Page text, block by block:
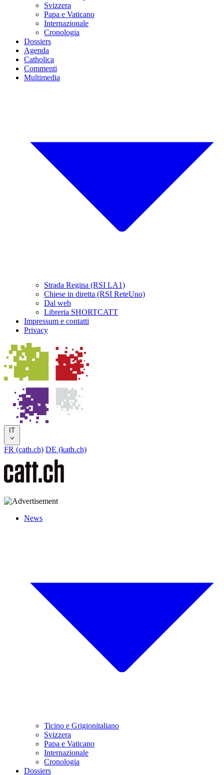
Svizzera
Papa e Vaticano
Internazionale
Cronologia
Dossiers
Agenda
Catholica
Commenti
Multimedia
Strada Regina (RSI LA1)
Chiese in diretta (RSI ReteUno)
Dal web
Libreria SHORTCATT
Impressum e contatti
Privacy
IT
FR (cath.ch) DE (kath.ch)
News
Ticino e Grigionitaliano
Svizzera
Papa e Vaticano
Internazionale
Cronologia
Dossiers